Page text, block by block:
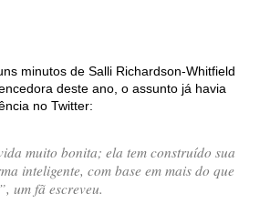
minutos de Salli Richardson-Whitfield
deste ano, o assunto já havia
no Twitter:
muito bonita; ela tem construído sua
inteligente, com base em mais do que
”, um fã escreveu.